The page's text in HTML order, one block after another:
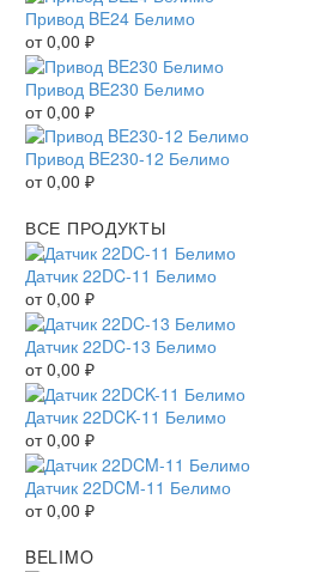
Привод BE24 Белимо
от0,00 ₽
Привод BE230 Белимо
от0,00 ₽
Привод BE230-12 Белимо
от0,00 ₽
ВСЕ ПРОДУКТЫ
Датчик 22DC-11 Белимо
от0,00 ₽
Датчик 22DC-13 Белимо
от0,00 ₽
Датчик 22DCK-11 Белимо
от0,00 ₽
Датчик 22DCM-11 Белимо
от0,00 ₽
BELIMO